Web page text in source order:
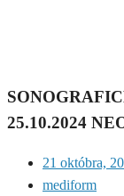
25.10.2024
21 októbra,
mediform